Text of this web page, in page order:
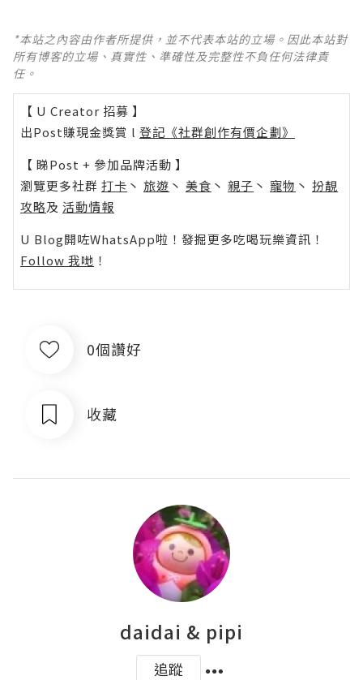
*本站之內容由作者所提供，並不代表本站的立場。因此本站對
所有博客的立場、真實性、準確性及完整性不負任何法律責
任。
【 U Creator 招募 】
出Post賺現金獎賞 l 登記《社群創作有價企劃》
【 睇Post + 參加品牌活動 】
瀏覽更多社群 打卡 丶 旅遊 丶 美食 丶 親子 丶 寵物 丶 扮靚
攻略及 活動情報
U Blog開咗WhatsApp啦！發掘更多吃喝玩樂資訊！
Follow 我哋 ！
0個讚好
收藏
daidai & pipi
追蹤